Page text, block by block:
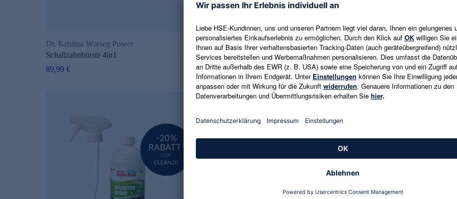
Dr. Kristina Worseg Power
Schallzahnbürste 4in1
89,99 €
Dr. Kristina Worseg Power
Bürstenköpfe Ersatz-Set, 3tlg.
12,99 €
BK Barbara Klein
Apple Vinegar, 4x 20
59,98 €